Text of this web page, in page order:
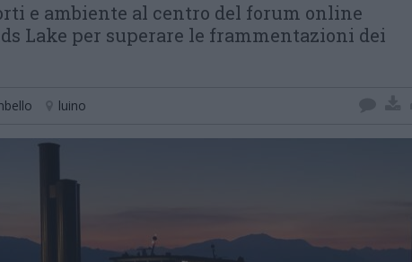
e ambiente al centro del forum online
Lake per superare le frammentazioni dei
luino